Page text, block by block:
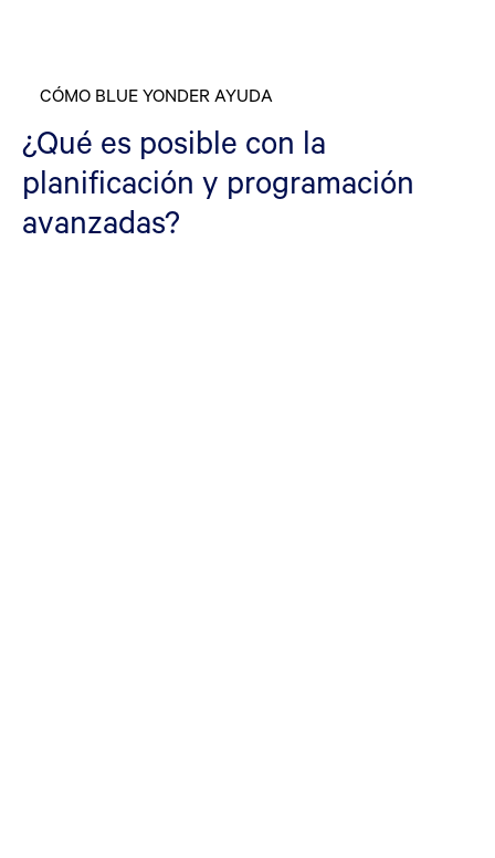
CÓMO BLUE YONDER AYUDA
¿Qué es posible con la
planificación y programación
avanzadas?